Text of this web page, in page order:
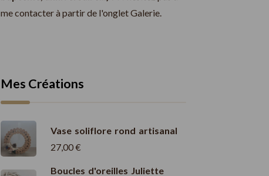
me contacter à partir de l'onglet Galerie.
Mes Créations
Vase soliflore rond artisanal
27,00€
Boucles d'oreilles Juliette